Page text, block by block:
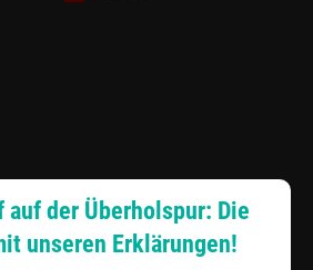
der Überholspur: Die
unseren Erklärungen!